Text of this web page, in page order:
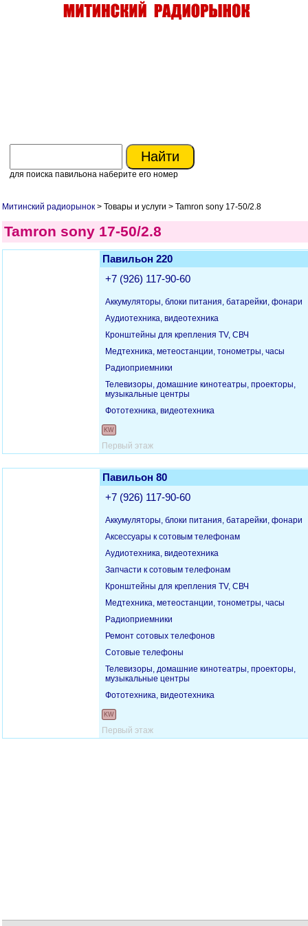
для поиска павильона наберите его номер
Митинский радиорынок > Товары и услуги > Tamron sony 17-50/2.8
Tamron sony 17-50/2.8
Павильон 220
+7 (926) 117-90-60
Аккумуляторы, блоки питания, батарейки, фонари
Аудиотехника, видеотехника
Кронштейны для крепления TV, СВЧ
Медтехника, метеостанции, тонометры, часы
Радиоприемники
Телевизоры, домашние кинотеатры, проекторы,
музыкальные центры
Фототехника, видеотехника
KW
Первый этаж
Павильон 80
+7 (926) 117-90-60
Аккумуляторы, блоки питания, батарейки, фонари
Аксессуары к сотовым телефонам
Аудиотехника, видеотехника
Запчасти к сотовым телефонам
Кронштейны для крепления TV, СВЧ
Медтехника, метеостанции, тонометры, часы
Радиоприемники
Ремонт сотовых телефонов
Сотовые телефоны
Телевизоры, домашние кинотеатры, проекторы,
музыкальные центры
Фототехника, видеотехника
KW
Первый этаж